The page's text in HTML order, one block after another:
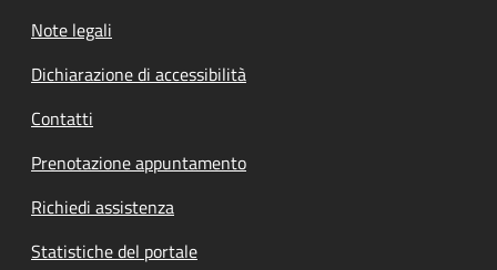
Note legali
Dichiarazione di accessibilità
Contatti
Prenotazione appuntamento
Richiedi assistenza
Statistiche del portale